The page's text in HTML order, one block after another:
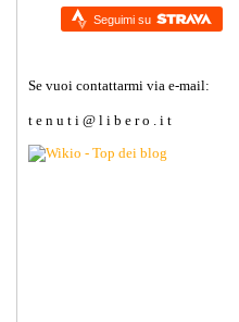
Seguimi su
Se vuoi contattarmi via e-mail:
t e n u t i @ l i b e r o . i t